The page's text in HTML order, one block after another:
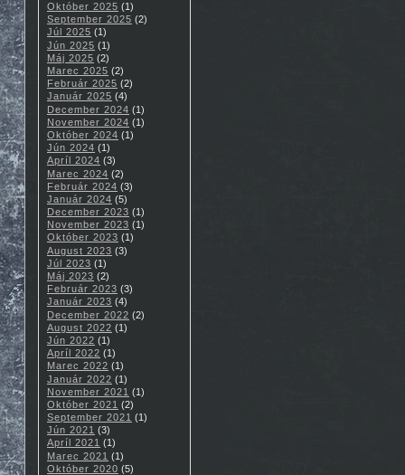
Október 2025 (1)
September 2025 (2)
Júl 2025 (1)
Jún 2025 (1)
Máj 2025 (2)
Marec 2025 (2)
Február 2025 (2)
Január 2025 (4)
December 2024 (1)
November 2024 (1)
Október 2024 (1)
Jún 2024 (1)
Apríl 2024 (3)
Marec 2024 (2)
Február 2024 (3)
Január 2024 (5)
December 2023 (1)
November 2023 (1)
Október 2023 (1)
August 2023 (3)
Júl 2023 (1)
Máj 2023 (2)
Február 2023 (3)
Január 2023 (4)
December 2022 (2)
August 2022 (1)
Jún 2022 (1)
Apríl 2022 (1)
Marec 2022 (1)
Január 2022 (1)
November 2021 (1)
Október 2021 (2)
September 2021 (1)
Jún 2021 (3)
Apríl 2021 (1)
Marec 2021 (1)
Október 2020 (5)